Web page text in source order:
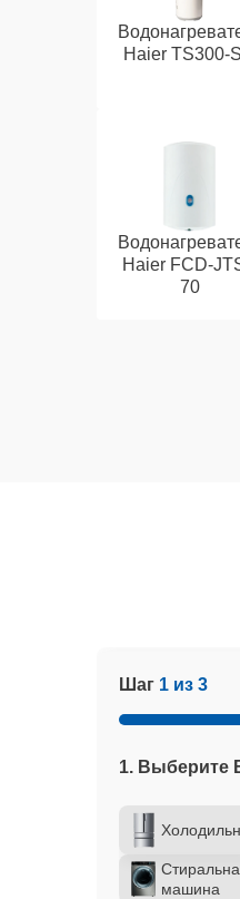
Haier TS300-
Haier FCD-
70
Шаг 1 из 3
1. Выберите
машина